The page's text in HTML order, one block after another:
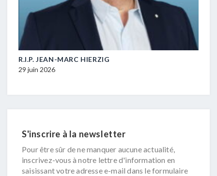
R.I.P. JEAN-MARC HIERZIG
29 juin 2026
S'inscrire à la newsletter
Pour être sûr de ne manquer aucune actualité,
inscrivez-vous à notre lettre d'information en
saisissant votre adresse e-mail dans le formulaire